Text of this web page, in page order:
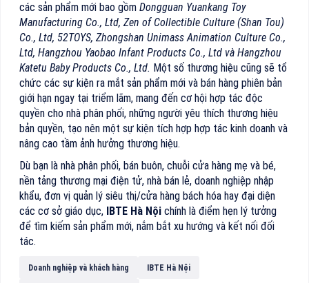
các sản phẩm mới bao gồm Dongguan Yuankang Toy
Manufacturing Co., Ltd, Zen of Collectible Culture (Shan Tou)
Co., Ltd, 52TOYS, Zhongshan Unimass Animation Culture Co.,
Ltd, Hangzhou Yaobao Infant Products Co., Ltd và Hangzhou
Katetu Baby Products Co., Ltd. Một số thương hiệu cũng sẽ tổ
chức các sự kiện ra mắt sản phẩm mới và bán hàng phiên bản
giới hạn ngay tại triểm lãm, mang đến cơ hội hợp tác độc
quyền cho nhà phân phối, những người yêu thích thương hiệu
bản quyền, tạo nên một sự kiện tích hợp hợp tác kinh doanh và
nâng cao tầm ảnh hưởng thương hiệu.
Dù bạn là nhà phân phối, bán buôn, chuỗi cửa hàng mẹ và bé,
nền tảng thương mại điện tử, nhà bán lẻ, doanh nghiệp nhập
khẩu, đơn vị quản lý siêu thị/cửa hàng bách hóa hay đại diện
các cơ sở giáo dục, IBTE Hà Nội chính là điểm hẹn lý tưởng
để tìm kiếm sản phẩm mới, nắm bắt xu hướng và kết nối đối
tác.
Doanh nghiệp và khách hàng IBTE Hà Nội